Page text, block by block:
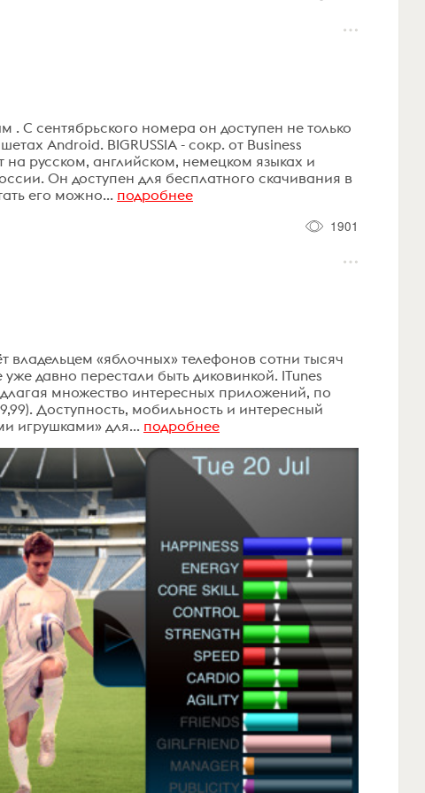
. С сентябрьского номера он доступен не только
Android. BIGRUSSIA - сокр. от Business
на русском, английском, немецком языках и
Он доступен для бесплатного скачивания в
его можно... подробнее
1901
владельцем «яблочных» телефонов сотни тысяч
давно перестали быть диковинкой. ITunes
множество интересных приложений, по
Доступность, мобильность и интересный
игрушками» для... подробнее